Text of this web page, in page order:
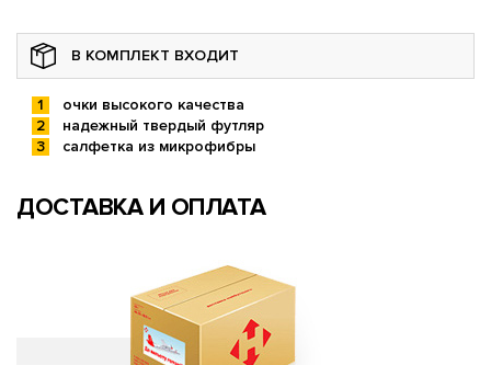
В КОМПЛЕКТ ВХОДИТ
очки высокого качества
надежный твердый футляр
салфетка из микрофибры
ДОСТАВКА И ОПЛАТА